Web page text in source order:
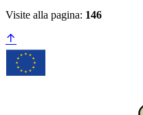
Visite alla pagina: 146